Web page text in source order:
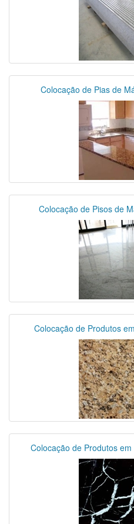
Colocação de Pias de
Colocação de Pisos de
Colocação de Produtos
Colocação de Produtos